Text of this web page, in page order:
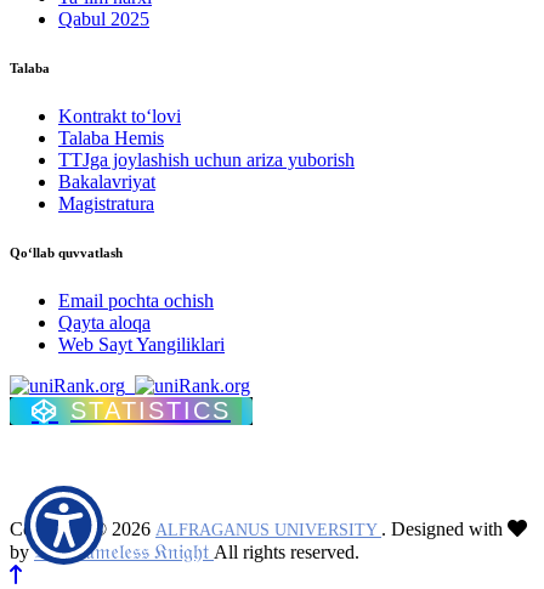
Qabul 2025
Talaba
Kontrakt to‘lovі
Talaba Hemis
TTJga joylashish uchun ariza yuborish
Bakalavriyat
Magistratura
Qo‘llab quvvatlash
Email pochta ochish
Qayta aloqa
Web Sayt Yangiliklari
STATISTICS
Copyright © 2026 ALFRAGANUS UNIVERSITY . Designed with
by𝔗𝔥𝔢 𝔑𝔞𝔪𝔢𝔩𝔢𝔰𝔰 𝔎𝔫𝔦𝔤𝔥𝔱 All rights reserved.